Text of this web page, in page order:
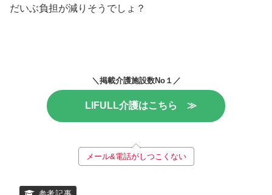
だいぶ負担が減りそうでしょ？
＼掲載介護施設数No１／
LIFULL介護はこちら ≫
メール&電話がしつこくない